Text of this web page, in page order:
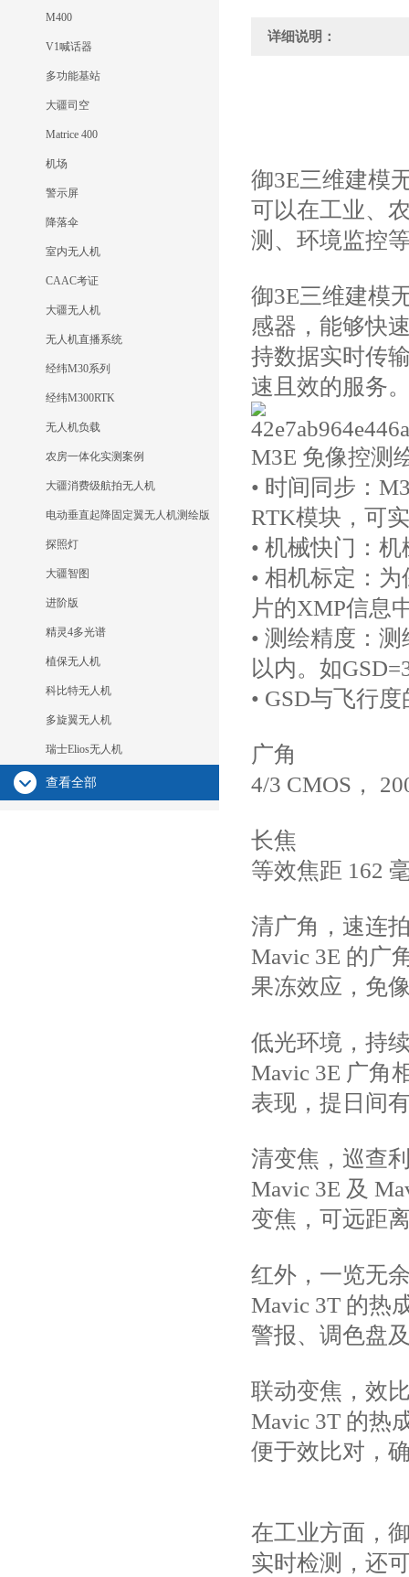
M400
V1喊话器
多功能基站
大疆司空
Matrice 400
机场
警示屏
降落伞
室内无人机
CAAC考证
大疆无人机
无人机直播系统
经纬M30系列
经纬M300RTK
无人机负载
农房一体化实测案例
大疆消费级航拍无人机
电动垂直起降固定翼无人机测绘版
探照灯
大疆智图
进阶版
精灵4多光谱
植保无人机
科比特无人机
多旋翼无人机
瑞士Elios无人机
查看全部
详细说明：
御3E三维建模
可以在工业、
测、环境监控
御3E三维建模
感器，能够快
持数据实时传
速且效的服务
M3E 免像控测
• 时间同步：
RTK模块，可
• 机械快门：
• 相机标定：
片的XMP信息
• 测绘精度：
以内。如
• GSD与飞行
广角
4/3 CMOS，
长焦
等效焦距 162
清广角，速连
Mavic 3E 的广
果冻效应，免
低光环境，持
Mavic 3E 广角
表现，提日间
清变焦，巡查
Mavic 3E 及
变焦，可远距
红外，一览无
Mavic 3T 的热
警报、调色盘
联动变焦，效
Mavic 3T 的热
便于效比对，
在工业方面，
实时检测，还